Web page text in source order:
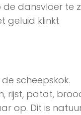
dansvloer te
geluid klinkt
scheepskok.
rijst, patat,
op. Dit is